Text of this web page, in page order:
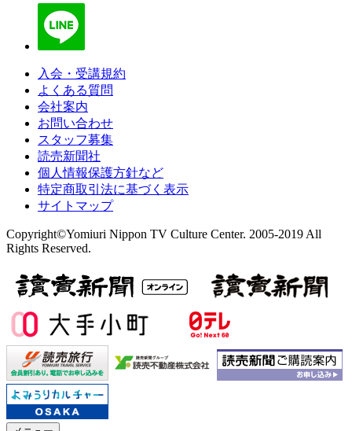
入会・受講規約
よくある質問
会社案内
お問い合わせ
スタッフ募集
読売新聞社
個人情報保護方針など
特定商取引法に基づく表示
サイトマップ
Copyright©Yomiuri Nippon TV Culture Center. 2005-2019 All
Rights Reserved.